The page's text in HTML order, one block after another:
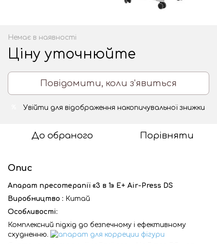
Немає в наявності
Ціну уточнюйте
Повідомити, коли з'явиться
Увійти для відображення накопичувальної знижки
До обраного Порівняти
Опис
Апарат пресотерапії «3 в 1» Е+ Air-Press DS
Виробництво : Китай
Особливості:
Комплексний підхід до безпечному і ефективному
схудненню.